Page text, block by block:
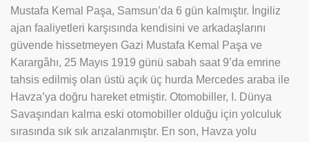
Mustafa Kemal Paşa, Samsun’da 6 gün kalmıştır. İngiliz
ajan faaliyetleri karşısında kendisini ve arkadaşlarını
güvende hissetmeyen Gazi Mustafa Kemal Paşa ve
Karargâhı, 25 Mayıs 1919 günü sabah saat 9’da emrine
tahsis edilmiş olan üstü açık üç hurda Mercedes araba ile
Havza’ya doğru hareket etmiştir. Otomobiller, I. Dünya
Savaşından kalma eski otomobiller olduğu için yolculuk
sırasında sık sık arızalanmıştır. En son, Havza yolu